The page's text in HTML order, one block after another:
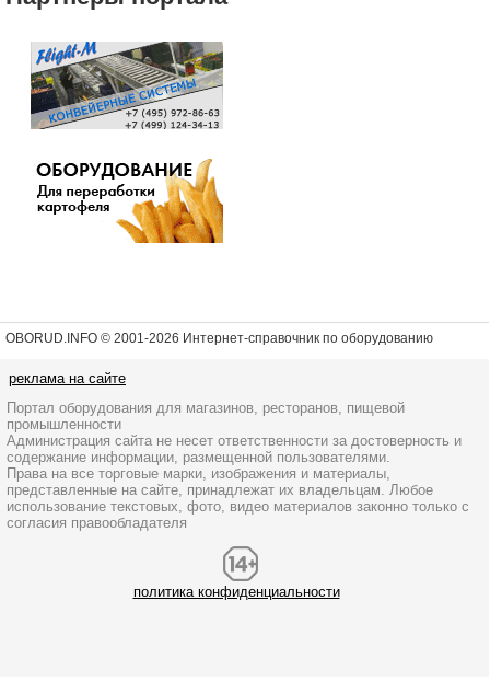
OBORUD.INFO © 2001-2026 Интернет-справочник по оборудованию
реклама на сайте
Портал оборудования для магазинов, ресторанов, пищевой
промышленности
Администрация сайта не несет ответственности за достоверность и
содержание информации, размещенной пользователями.
Права на все торговые марки, изображения и материалы,
представленные на сайте, принадлежат их владельцам. Любое
использование текстовых, фото, видео материалов законно только с
согласия правообладателя
политика конфиденциальности